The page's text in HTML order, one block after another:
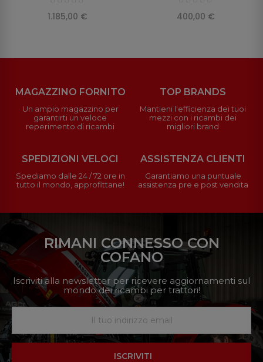
1.185,00 € 400,00 €
MAGAZZINO FORNITO
Un ampio magazzino per
garantirti un veloce
reperimento di ricambi
TOP BRANDS
Mantieni l'efficienza dei tuoi
mezzi con i ricambi dei
migliori brand
SPEDIZIONI VELOCI
Spediamo dalle 24 / 72 ore in
tutto il mondo, approfittane!
ASSISTENZA CLIENTI
Garantiamo una puntuale
assistenza pre e post vendita
RIMANI CONNESSO CON
COFANO
Iscriviti alla newsletter per ricevere aggiornamenti sul
mondo dei ricambi per trattori!
ISCRIVITI